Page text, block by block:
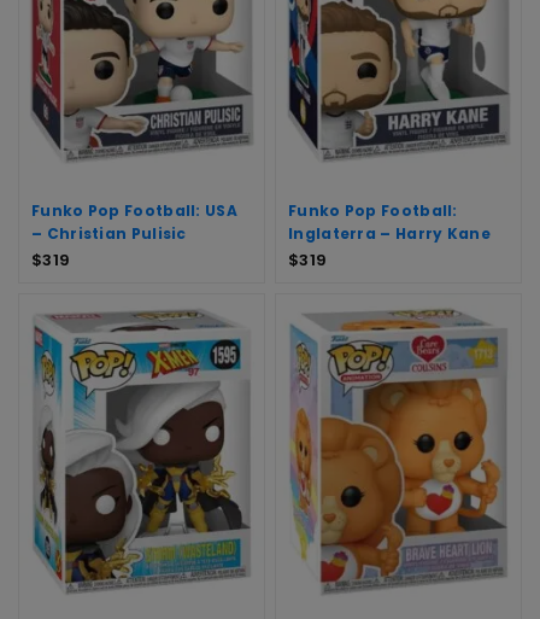
Funko Pop Football: USA
– Christian Pulisic
$319
Funko Pop Football:
Inglaterra – Harry Kane
$319